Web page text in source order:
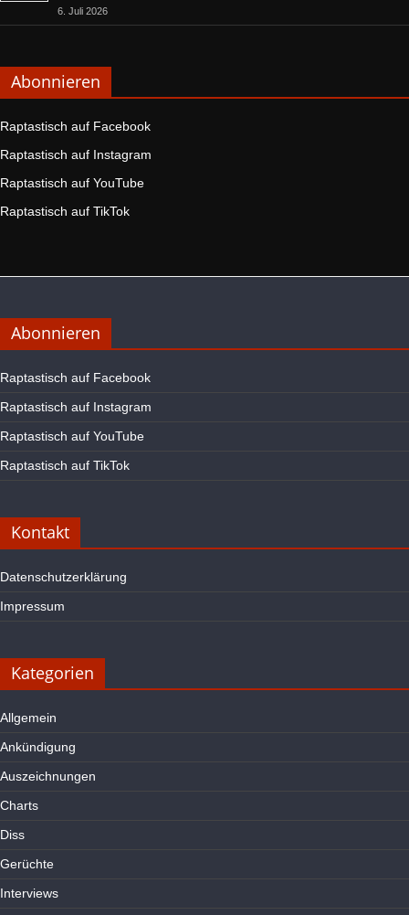
6. Juli 2026
Abonnieren
Raptastisch auf Facebook
Raptastisch auf Instagram
Raptastisch auf YouTube
Raptastisch auf TikTok
Abonnieren
Raptastisch auf Facebook
Raptastisch auf Instagram
Raptastisch auf YouTube
Raptastisch auf TikTok
Kontakt
Datenschutzerklärung
Impressum
Kategorien
Allgemein
Ankündigung
Auszeichnungen
Charts
Diss
Gerüchte
Interviews